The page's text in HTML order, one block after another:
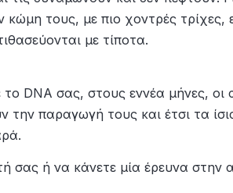
τους, με πιο χοντρές τρίχες,
με τίποτα.
το DNA σας, στους εννέα μήνες, οι
την παραγωγή τους και έτσι τα
σας ή να κάνετε μία έρευνα στην